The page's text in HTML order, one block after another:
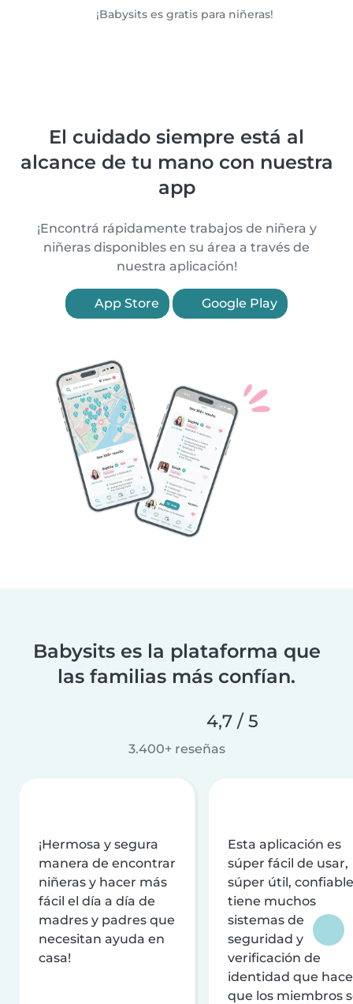
¡Babysits es gratis para niñeras!
El cuidado siempre está al
alcance de tu mano con nuestra
app
¡Encontrá rápidamente trabajos de niñera y
niñeras disponibles en su área a través de
nuestra aplicación!
App Store Google Play
Babysits es la plataforma que
las familias más confían.
4,7 / 5
3.400+ reseñas
¡Hermosa y segura
manera de encontrar
niñeras y hacer más
fácil el día a día de
madres y padres que
necesitan ayuda en
casa!
Esta aplicación es
súper fácil de usar,
súper útil,
tiene muchos
sistemas de
seguridad y
verificación de
identidad que
que los miembros